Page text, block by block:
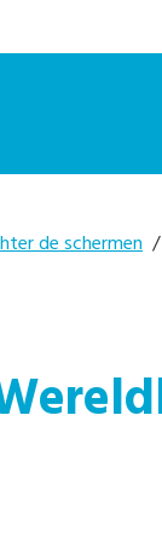
de schermen /